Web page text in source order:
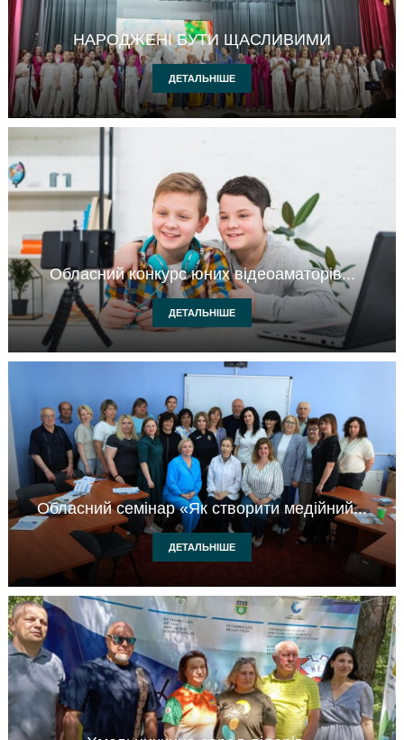
НАРОДЖЕНІ БУТИ ЩАСЛИВИМИ
ДЕТАЛЬНІШЕ
Обласний конкурс юних відеоаматорів...
ДЕТАЛЬНІШЕ
Обласний семінар «Як створити медійний...
ДЕТАЛЬНІШЕ